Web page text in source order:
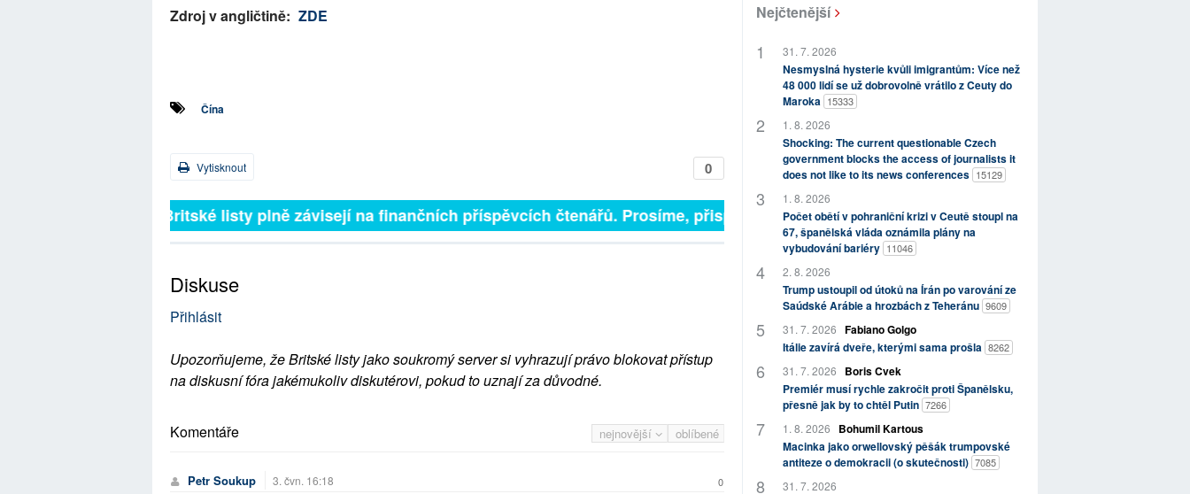
Zdroj v angličtině: ZDE
Čína
0
Vytisknout
Britské listy plně závisejí na finančních příspěvcích čtenářů. Prosíme, přispějte. ➥
Diskuse
Přihlásit
Upozorňujeme, že Britské listy jako soukromý server si vyhrazují právo blokovat přístup
na diskusní fóra jakémukoliv diskutérovi, pokud to uznají za důvodné.
nejnovější oblíbené
Komentáře
Petr Soukup 3. čvn. 16:18 0
Nejčtenější
31. 7. 2026
Nesmyslná hysterie kvůli imigrantům: Více než
48 000 lidí se už dobrovolně vrátilo z Ceuty do
Maroka 15333
1. 8. 2026
Shocking: The current questionable Czech
government blocks the access of journalists it
does not like to its news conferences 15129
1. 8. 2026
Počet obětí v pohraniční krizi v Ceutě stoupl na
67, španělská vláda oznámila plány na
vybudování bariéry 11046
2. 8. 2026
Trump ustoupil od útoků na Írán po varování ze
Saúdské Arábie a hrozbách z Teheránu 9609
31. 7. 2026 Fabiano Golgo
Itálie zavírá dveře, kterými sama prošla 8262
31. 7. 2026
Boris Cvek
Premiér musí rychle zakročit proti Španělsku,
přesně jak by to chtěl Putin 7266
1. 8. 2026
Bohumil Kartous
Macinka jako orwellovský pěšák trumpovské
antiteze o demokracii (o skutečnosti) 7085
31. 7. 2026